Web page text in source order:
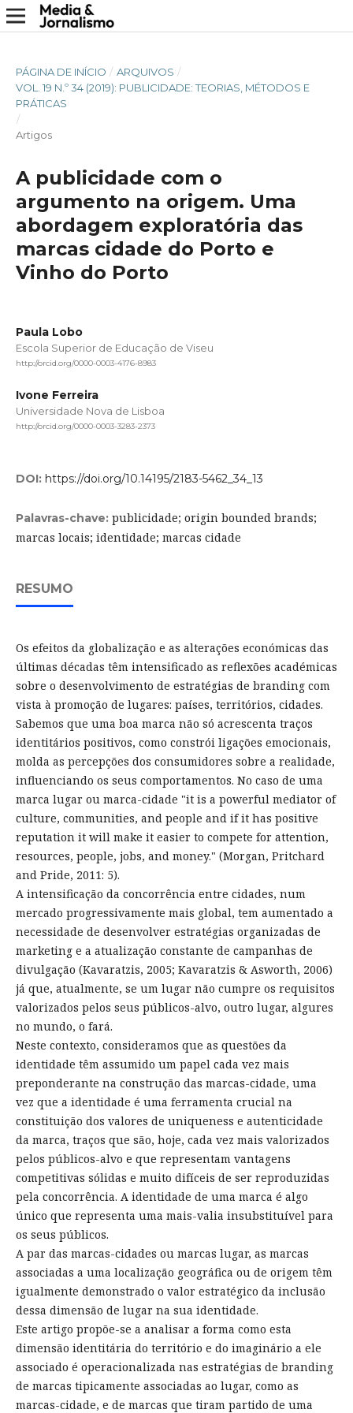
PÁGINA DE INÍCIO / ARQUIVOS /
VOL. 19 N.º 34 (2019): PUBLICIDADE: TEORIAS, MÉTODOS E
PRÁTICAS
/
Artigos
A publicidade com o
argumento na origem. Uma
abordagem exploratória das
marcas cidade do Porto e
Vinho do Porto
Paula Lobo
Escola Superior de Educação de Viseu
http://orcid.org/0000-0003-4176-8983
Ivone Ferreira
Universidade Nova de Lisboa
http://orcid.org/0000-0003-3283-2373
DOI: https://doi.org/10.14195/2183-5462_34_13
Palavras-chave: publicidade; origin bounded brands;
marcas locais; identidade; marcas cidade
RESUMO
Os efeitos da globalização e as alterações económicas das
últimas décadas têm intensificado as reflexões académicas
sobre o desenvolvimento de estratégias de branding com
vista à promoção de lugares: países, territórios, cidades.
Sabemos que uma boa marca não só acrescenta traços
identitários positivos, como constrói ligações emocionais,
molda as percepções dos consumidores sobre a realidade,
influenciando os seus comportamentos. No caso de uma
marca lugar ou marca-cidade "it is a powerful mediator of
culture, communities, and people and if it has positive
reputation it will make it easier to compete for attention,
resources, people, jobs, and money." (Morgan, Pritchard
and Pride, 2011: 5).
A intensificação da concorrência entre cidades, num
mercado progressivamente mais global, tem aumentado a
necessidade de desenvolver estratégias organizadas de
marketing e a atualização constante de campanhas de
divulgação (Kavaratzis, 2005; Kavaratzis & Asworth, 2006)
já que, atualmente, se um lugar não cumpre os requisitos
valorizados pelos seus públicos-alvo, outro lugar, algures
no mundo, o fará.
Neste contexto, consideramos que as questões da
identidade têm assumido um papel cada vez mais
preponderante na construção das marcas-cidade, uma
vez que a identidade é uma ferramenta crucial na
constituição dos valores de uniqueness e autenticidade
da marca, traços que são, hoje, cada vez mais valorizados
pelos públicos-alvo e que representam vantagens
competitivas sólidas e muito difíceis de ser reproduzidas
pela concorrência. A identidade de uma marca é algo
único que representa uma mais-valia insubstituível para
os seus públicos.
A par das marcas-cidades ou marcas lugar, as marcas
associadas a uma localização geográfica ou de origem têm
igualmente demonstrado o valor estratégico da inclusão
dessa dimensão de lugar na sua identidade.
Este artigo propõe-se a analisar a forma como esta
dimensão identitária do território e do imaginário a ele
associado é operacionalizada nas estratégias de branding
de marcas tipicamente associadas ao lugar, como as
marcas-cidade, e de marcas que tiram partido de uma